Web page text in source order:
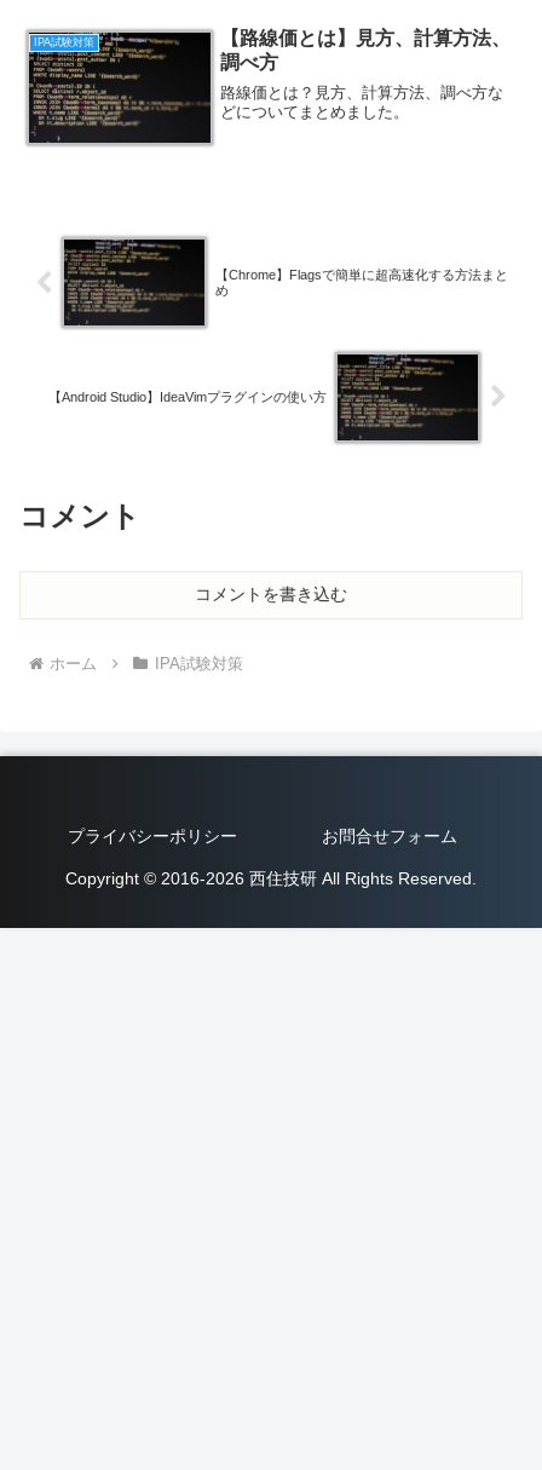
IPA試験対策
【路線価とは】見方、計算方法、
調べ方
路線価とは？見方、計算方法、調べ方な
どについてまとめました。
【Chrome】Flagsで簡単に超高速化する方法まと
め
【Android Studio】IdeaVimプラグインの使い方
コメント
コメントを書き込む
ホーム IPA試験対策
プライバシーポリシー お問合せフォーム
Copyright © 2016-2026 西住技研 All Rights Reserved.